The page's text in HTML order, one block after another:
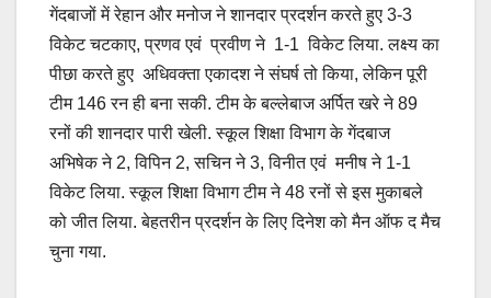
गेंदबाजों में रेहान और मनोज ने शानदार प्रदर्शन करते हुए 3-3
विकेट चटकाए, प्रणव एवं प्रवीण ने 1-1 विकेट लिया. लक्ष्य का
पीछा करते हुए अधिवक्ता एकादश ने संघर्ष तो किया, लेकिन पूरी
टीम 146 रन ही बना सकी. टीम के बल्लेबाज अर्पित खरे ने 89
रनों की शानदार पारी खेली. स्कूल शिक्षा विभाग के गेंदबाज
अभिषेक ने 2, विपिन 2, सचिन ने 3, विनीत एवं मनीष ने 1-1
विकेट लिया. स्कूल शिक्षा विभाग टीम ने 48 रनों से इस मुकाबले
को जीत लिया. बेहतरीन प्रदर्शन के लिए दिनेश को मैन ऑफ द मैच
चुना गया.